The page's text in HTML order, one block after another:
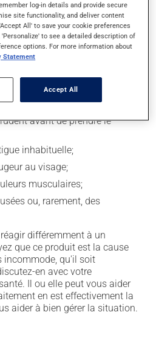
ce produit peut à
effets indésirables (effets
de tête;
avant de prendre le
inhabituelle;
au visage;
musculaires;
ou, rarement, des
différemment à un
que ce produit est la cause
incommode, qu'il soit
en avec votre
Il ou elle peut vous aider
en est effectivement la
aider à bien gérer la situation.
log-in details and provide secure
site functionality, and deliver content
All' to save your cookie preferences
to see a detailed description of
options. For more information about
Statement
Accept All